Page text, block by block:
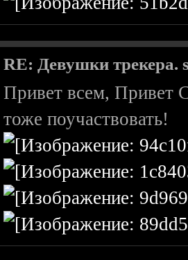
RE: Девушки трекера.
Привет всем, Привет
тоже поучаствовать!